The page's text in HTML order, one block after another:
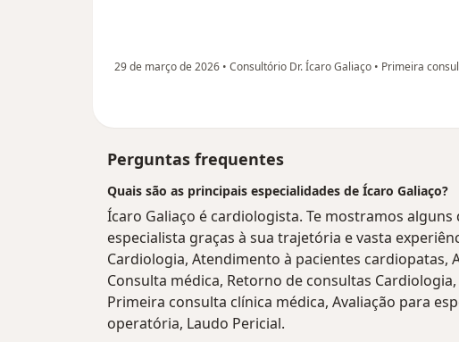
29 de março de 2026 • Consultório Dr. Ícaro Galiaço • Primeira
Perguntas frequentes
Quais são as principais especialidades de Ícaro Galiaço?
Ícaro Galiaço é cardiologista. Te mostramos
especialista graças à sua trajetória e vasta
Cardiologia, Atendimento à pacientes cardiopatas,
Consulta médica, Retorno de consultas
Primeira consulta clínica médica, Avaliação para
operatória, Laudo Pericial.